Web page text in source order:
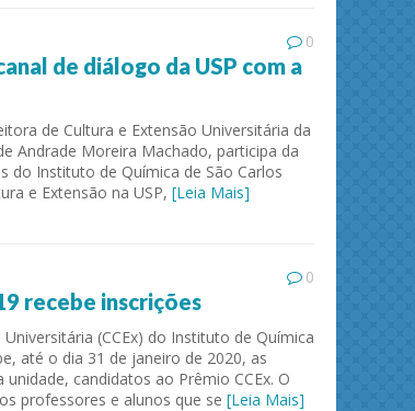
0
de diálogo da USP com a
de Cultura e Extensão Universitária da
Andrade Moreira Machado, participa da
do Instituto de Química de São Carlos
e Extensão na USP, [Leia Mais]
0
recebe inscrições
(CCEx) do Instituto de Química
até o dia 31 de janeiro de 2020, as
candidatos ao Prêmio CCEx. O
professores e alunos que se [Leia Mais]